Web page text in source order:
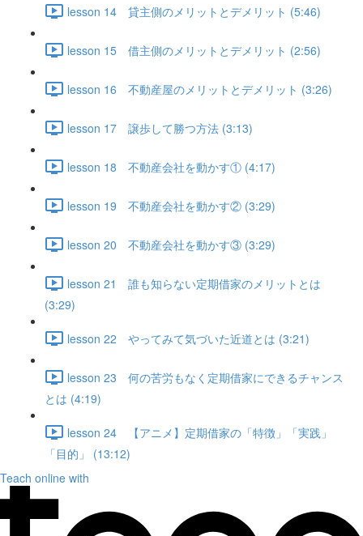
lesson 14 貸主側のメリットとデメリット (5:46)
lesson 15 借主側のメリットとデメリット (2:56)
lesson 16 不動産屋のメリットとデメリット (3:26)
lesson 17 譲歩して勝つ方法 (3:13)
lesson 18 不動産会社を動かす① (4:17)
lesson 19 不動産会社を動かす② (3:29)
lesson 20 不動産会社を動かす③ (3:29)
lesson 21 誰も知らない定期借家のメリットとは
(3:29)
lesson 22 やってみて気づいた近道とは (3:21)
lesson 23 何の苦労もなく定期借家にできるチャンス
とは (4:19)
lesson 24 【アニメ】定期借家の「特徴」「実践」
「目的」 (13:12)
Teach online with